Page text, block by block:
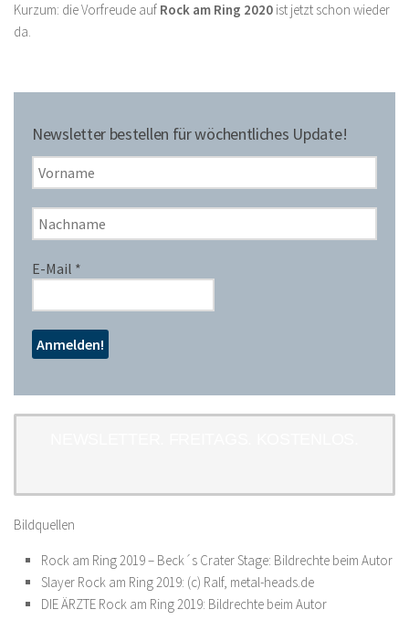
Kurzum: die Vorfreude auf Rock am Ring 2020 ist jetzt schon wieder
da.
Newsletter bestellen für wöchentliches Update!
E-Mail *
Bildquellen
Rock am Ring 2019 – Beck´s Crater Stage: Bildrechte beim Autor
Slayer Rock am Ring 2019: (c) Ralf, metal-heads.de
DIE ÄRZTE Rock am Ring 2019: Bildrechte beim Autor